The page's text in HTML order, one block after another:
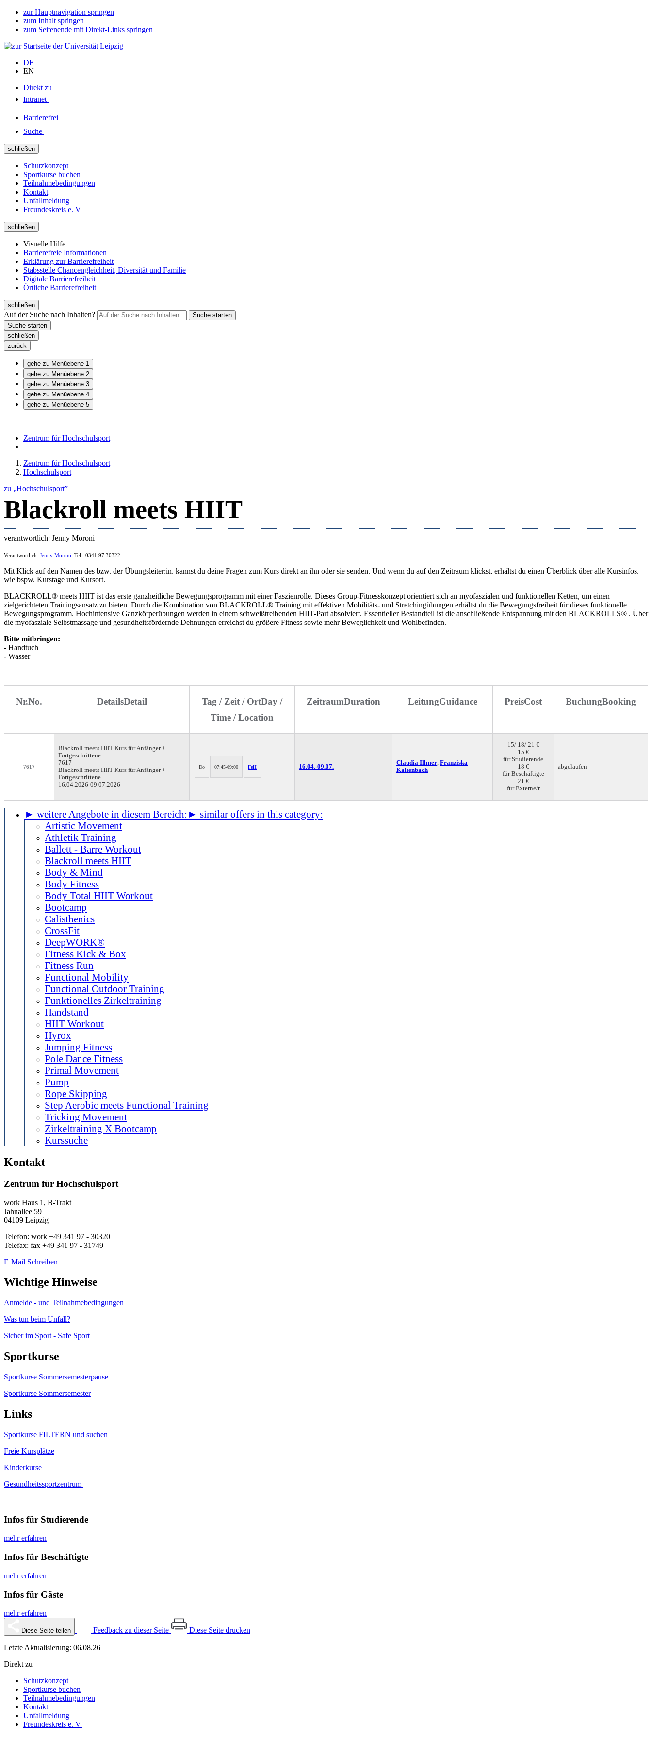
zur Hauptnavigation springen
zum Inhalt springen
zum Seitenende mit Direkt-Links springen
DE
EN
Direkt zu
Intranet
Barrierefrei
Suche
schließen
Schutzkonzept
Sportkurse buchen
Teilnahmebedingungen
Kontakt
Unfallmeldung
Freundeskreis e. V.
schließen
Visuelle Hilfe
Barrierefreie Informationen
Erklärung zur Barrierefreiheit
Stabsstelle Chancengleichheit, Diversität und Familie
Digitale Barrierefreiheit
Örtliche Barrierefreiheit
schließen
Auf der Suche nach Inhalten?
schließen
zurück
gehe zu Menüebene 1
gehe zu Menüebene 2
gehe zu Menüebene 3
gehe zu Menüebene 4
gehe zu Menüebene 5
Zentrum für Hochschulsport
Zentrum für Hochschulsport
Hochschulsport
zu „Hochschulsport”
Blackroll meets HIIT
verantwortlich: Jenny Moroni
Verantwortlich: Jenny Moroni , Tel.: 0341 97 30322
Mit Klick auf den Namen des bzw. der Übungsleiter:in, kannst du deine Fragen zum Kurs direkt an ihn oder sie senden. Und wenn du auf den Zeitraum klickst, erhältst du einen Überblick über alle Kursinfos,
wie bspw. Kurstage und Kursort.
BLACKROLL® meets HIIT ist das erste ganzheitliche Bewegungsprogramm mit einer Faszienrolle. Dieses Group-Fitnesskonzept orientiert sich an myofaszialen und funktionellen Ketten, um einen
zielgerichteten Trainingsansatz zu bieten. Durch die Kombination von BLACKROLL® Training mit effektiven Mobilitäts- und Stretchingübungen erhältst du die Bewegungsfreiheit für dieses funktionelle
Bewegungsprogramm. Hochintensive Ganzkörperübungen werden in einem schweißtreibenden HIIT-Part absolviert. Essentieller Bestandteil ist die anschließende Entspannung mit den BLACKROLLS® . Über
die myofasziale Selbstmassage und gesundheitsfördernde Dehnungen erreichst du größere Fitness sowie mehr Beweglichkeit und Wohlbefinden.
Bitte mitbringen:
- Handtuch
- Wasser
Nr.No. DetailsDetail Tag / Zeit / OrtDay /
Time / Location
ZeitraumDuration LeitungGuidance PreisCost BuchungBooking
7617
Blackroll meets HIIT Kurs für Anfänger +
Fortgeschrittene
7617
Blackroll meets HIIT Kurs für Anfänger +
Fortgeschrittene
16.04.2026-09.07.2026
Do 07:45-09:00 FeH 16.04.-09.07.
Claudia Illmer, Franziska
Kaltenbach
15/ 18/ 21 €
15 €
für Studierende
18 €
für Beschäftigte
21 €
für Externe/r
abgelaufen
► weitere Angebote in diesem Bereich: ► similar offers in this category:
Artistic Movement
Athletik Training
Ballett - Barre Workout
Blackroll meets HIIT
Body & Mind
Body Fitness
Body Total HIIT Workout
Bootcamp
Calisthenics
CrossFit
DeepWORK®
Fitness Kick & Box
Fitness Run
Functional Mobility
Functional Outdoor Training
Funktionelles Zirkeltraining
Handstand
HIIT Workout
Hyrox
Jumping Fitness
Pole Dance Fitness
Primal Movement
Pump
Rope Skipping
Step Aerobic meets Functional Training
Tricking Movement
Zirkeltraining X Bootcamp
Kurssuche
Kontakt
Zentrum für Hochschulsport
work Haus 1, B-Trakt
Jahnallee 59
04109 Leipzig
Telefon: work +49 341 97 - 30320
Telefax: fax +49 341 97 - 31749
E-Mail Schreiben
Wichtige Hinweise
Anmelde - und Teilnahmebedingungen
Was tun beim Unfall?
Sicher im Sport - Safe Sport
Sportkurse
Sportkurse Sommersemesterpause
Sportkurse Sommersemester
Links
Sportkurse FILTERN und suchen
Freie Kursplätze
Kinderkurse
Gesundheitssportzentrum
Infos für Studierende
mehr erfahren
Infos für Beschäftigte
mehr erfahren
Infos für Gäste
mehr erfahren
Diese Seite teilen Feedback zu dieser Seite Diese Seite drucken
Letzte Aktualisierung: 06.08.26
Direkt zu
Schutzkonzept
Sportkurse buchen
Teilnahmebedingungen
Kontakt
Unfallmeldung
Freundeskreis e. V.